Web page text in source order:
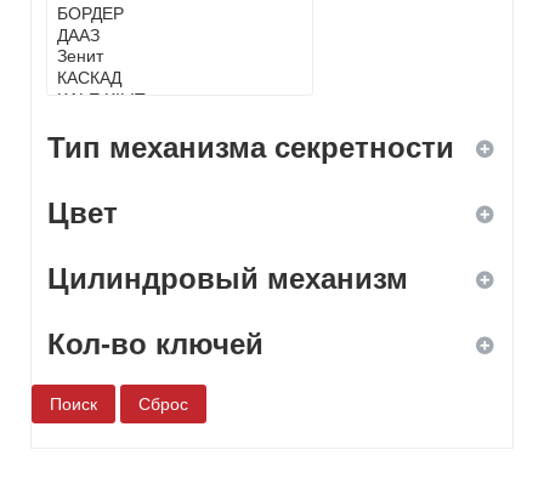
Тип механизма секретности
дисковый
кодовый
комбинированный
нет
Цвет
белый
бронза
дерево
Цилиндровый механизм
да
нет
Кол-во ключей
1